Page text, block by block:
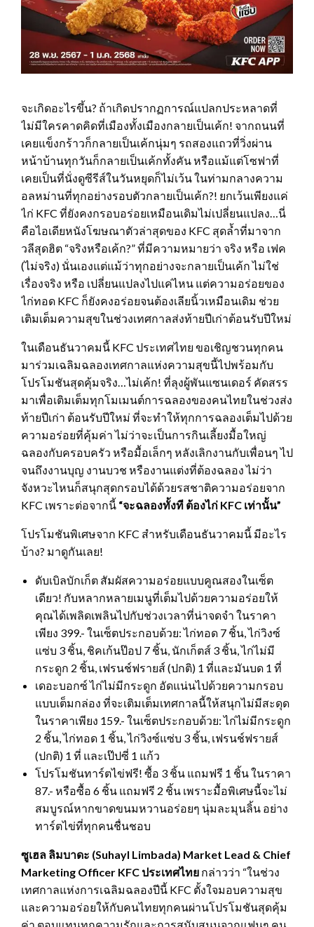
จะเกิดอะไรขึ้น? ถ้าเกิดปรากฏการณ์แปลกประหลาดที่
ไม่มีใครคาดคิดที่เมืองทั้งเมืองกลายเป็นเค้ก! จากถนนที่
เคยแข็งกร้าวก็กลายเป็นเค้กนุ่มๆ รถสองแถวที่วิ่งผ่าน
หน้าบ้านทุกวันก็กลายเป็นเค้กทั้งคัน หรือแม้แต่โซฟาที่
เคยเป็นที่นั่งดูซีรีส์ในวันหยุดก็ไม่เว้น ในท่ามกลางความ
อลหม่านที่ทุกอย่างรอบตัวกลายเป็นเค้ก?! ยกเว้นเพียงแค่
ไก่ KFC ที่ยังคงกรอบอร่อยเหมือนเดิมไม่เปลี่ยนแปลง…นี่
คือไอเดียหนังโฆษณาตัวล่าสุดของ KFC สุดล้ำที่มาจาก
วลีสุดฮิต “จริงหรือเค้ก?” ที่มีความหมายว่า จริง หรือ เฟค
(ไม่จริง) นั่นเองแต่แม้ว่าทุกอย่างจะกลายเป็นเค้ก ไม่ใช่
เรื่องจริง หรือ เปลี่ยนแปลงไปแค่ไหน แต่ความอร่อยของ
ไก่ทอด KFC ก็ยังคงอร่อยจนต้องเลียนิ้วเหมือนเดิม ช่วย
เติมเต็มความสุขในช่วงเทศกาลส่งท้ายปีเก่าต้อนรับปีใหม่
ในเดือนธันวาคมนี้ KFC ประเทศไทย ขอเชิญชวนทุกคน
มาร่วมเฉลิมฉลองเทศกาลแห่งความสุขนี้ไปพร้อมกับ
โปรโมชันสุดคุ้มจริง…ไม่เค้ก! ที่ลุงผู้พันแซนเดอร์ คัดสรร
มาเพื่อเติมเต็มทุกโมเมนต์การฉลองของคนไทยในช่วงส่ง
ท้ายปีเก่า ต้อนรับปีใหม่ ที่จะทำให้ทุกการฉลองเต็มไปด้วย
ความอร่อยที่คุ้มค่า ไม่ว่าจะเป็นการกินเลี้ยงมื้อใหญ่
ฉลองกับครอบครัว หรือมื้อเล็กๆ หลังเลิกงานกับเพื่อนๆ ไป
จนถึงงานบุญ งานบวช หรืองานแต่งที่ต้องฉลอง ไม่ว่า
จังหวะไหนก็สนุกสุดกรอบได้ด้วยรสชาติความอร่อยจาก
KFC เพราะต่อจากนี้ “จะฉลองทั้งที ต้องไก่ KFC เท่านั้น”
โปรโมชันพิเศษจาก KFC สำหรับเดือนธันวาคมนี้ มีอะไร
บ้าง? มาดูกันเลย!
ดับเบิลบักเก็ต สัมผัสความอร่อยแบบคูณสองในเซ็ต
เดียว! กับหลากหลายเมนูที่เต็มไปด้วยความอร่อยให้
คุณได้เพลิดเพลินไปกับช่วงเวลาที่น่าจดจำ ในราคา
เพียง 399.- ในเซ็ตประกอบด้วย: ไก่ทอด 7 ชิ้น, ไก่วิงซ์
แซ่บ 3 ชิ้น, ชิคเก้นป๊อป 7 ชิ้น, นักเก็ตส์ 3 ชิ้น, ไก่ไม่มี
กระดูก 2 ชิ้น, เฟรนช์ฟรายส์ (ปกติ) 1 ที่และมันบด 1 ที่
เดอะบอกซ์ ไก่ไม่มีกระดูก อัดแน่นไปด้วยความกรอบ
แบบเต็มกล่อง ที่จะเติมเต็มเทศกาลนี้ให้สนุกไม่มีสะดุด
ในราคาเพียง 159.- ในเซ็ตประกอบด้วย: ไก่ไม่มีกระดูก
2 ชิ้น, ไก่ทอด 1 ชิ้น, ไก่วิงซ์แซ่บ 3 ชิ้น, เฟรนช์ฟรายส์
(ปกติ) 1 ที่ และเป๊ปซี่ 1 แก้ว
โปรโมชันทาร์ตไข่ฟรี! ซื้อ 3 ชิ้น แถมฟรี 1 ชิ้น ในราคา
87.- หรือซื้อ 6 ชิ้น แถมฟรี 2 ชิ้น เพราะมื้อพิเศษนี้จะไม่
สมบูรณ์หากขาดขนมหวานอร่อยๆ นุ่มละมุนลิ้น อย่าง
ทาร์ตไข่ที่ทุกคนชื่นชอบ
ซูเฮล ลิมบาดะ (Suhayl Limbada) Market Lead & Chief
Marketing Officer KFC ประเทศไทย กล่าวว่า “ในช่วง
เทศกาลแห่งการเฉลิมฉลองปีนี้ KFC ตั้งใจมอบความสุข
และความอร่อยให้กับคนไทยทุกคนผ่านโปรโมชันสุดคุ้ม